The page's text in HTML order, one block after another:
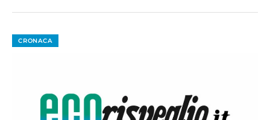
CRONACA